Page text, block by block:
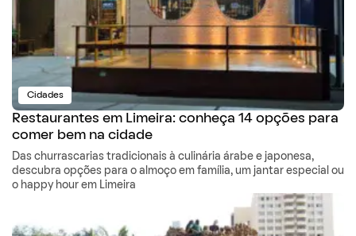
Cidades
Restaurantes em Limeira: conheça 14 opções para
comer bem na cidade
Das churrascarias tradicionais à culinária árabe e japonesa,
descubra opções para o almoço em família, um jantar especial ou
o happy hour em Limeira